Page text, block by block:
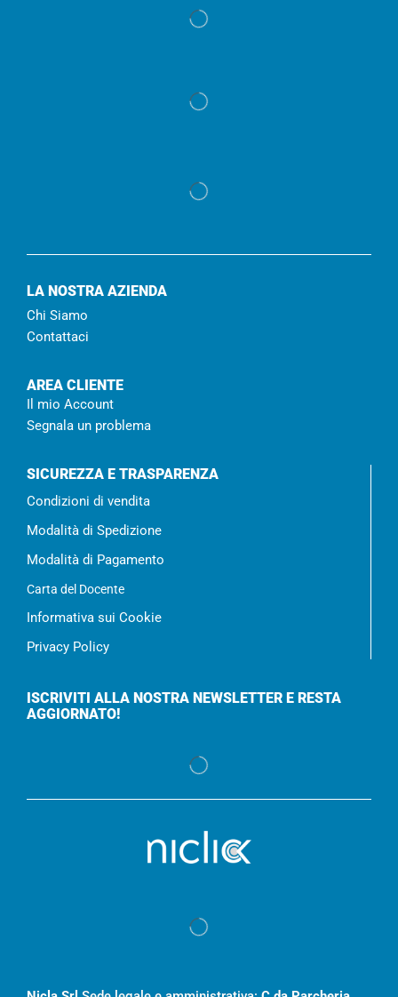
LA NOSTRA AZIENDA
Chi Siamo
Contattaci
AREA CLIENTE
Il mio Account
Segnala un problema
SICUREZZA E TRASPARENZA
Condizioni di vendita
Modalità di Spedizione
Modalità di Pagamento
Carta del Docente
Informativa sui Cookie
Privacy Policy
ISCRIVITI ALLA NOSTRA NEWSLETTER E RESTA
AGGIORNATO!